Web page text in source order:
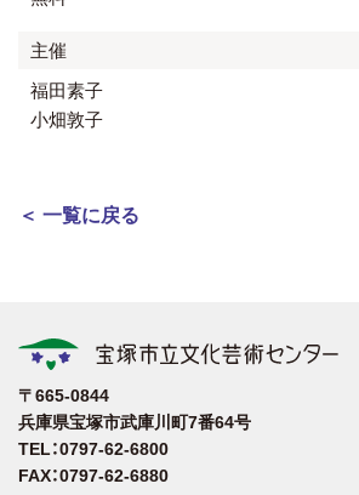
主催
福田素子
小畑敦子
＜ 一覧に戻る
〒665-0844
兵庫県宝塚市武庫川町7番64号
TEL：0797-62-6800
FAX：0797-62-6880